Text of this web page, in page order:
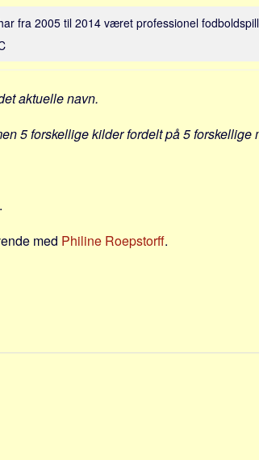
fra 2005 til 2014 været professionel
aktuelle navn.
5 forskellige kilder fordelt på 5 forskellige
med Philine Roepstorff.